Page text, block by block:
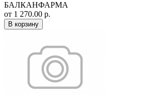
БАЛКАНФАРМА
от 1 270.00 р.
В корзину